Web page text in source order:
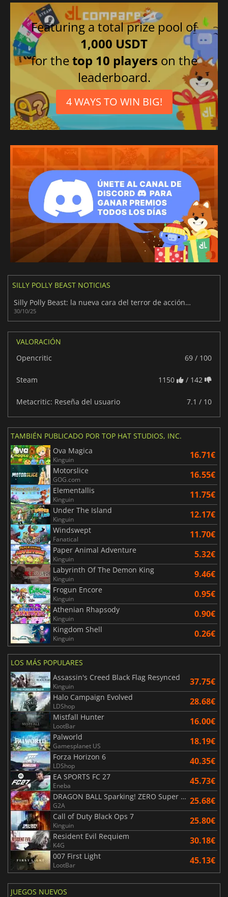
Featuring a total prize pool of
1,000 USDT
for thetop 10 players on the
leaderboard.
4 WAYS TO WIN BIG!
SILLY POLLY BEAST NOTICIAS
Silly Polly Beast: la nueva cara del terror de acción y supervivencia
30/10/25
VALORACIÓN
Opencritic
69 / 100
Steam 1150 / 142
Metacritic: Reseña del usuario 7.1 / 10
TAMBIÉN PUBLICADO POR TOP HAT STUDIOS, INC.
Ova Magica
Kinguin 16.71€
Motorslice
GOG.com 16.55€
Elementallis
Kinguin 11.75€
Under The Island
Kinguin 12.17€
Windswept
Fanatical 11.70€
Paper Animal Adventure
Kinguin 5.32€
Labyrinth Of The Demon King
Kinguin 9.46€
Frogun Encore
Kinguin 0.95€
Athenian Rhapsody
Kinguin 0.90€
Kingdom Shell
Kinguin 0.26€
LOS MÁS POPULARES
Assassin's Creed Black Flag Resynced
Kinguin 37.75€
Halo Campaign Evolved
LDShop 28.68€
Mistfall Hunter
LootBar 16.00€
Palworld
Gamesplanet US 18.19€
Forza Horizon 6
LDShop 40.35€
EA SPORTS FC 27
Eneba 45.73€
DRAGON BALL Sparking! ZERO Super Limit Breaking NEO
G2A 25.68€
Call of Duty Black Ops 7
Kinguin 25.80€
Resident Evil Requiem
K4G 30.18€
007 First Light
LootBar 45.13€
JUEGOS NUEVOS